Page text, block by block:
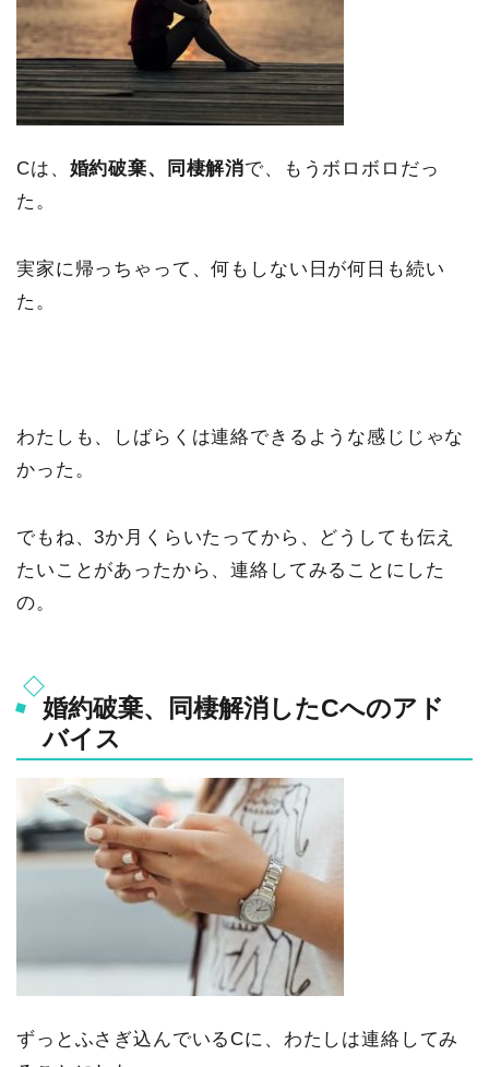
Cは、 婚約破棄、同棲解消で、もうボロボロだっ
た。
実家に帰っちゃって、何もしない日が何日も続い
た。
わたしも、しばらくは連絡できるような感じじゃな
かった。
でもね、3か月くらいたってから、どうしても伝え
たいことがあったから、連絡してみることにした
の。
婚約破棄、同棲解消したCへのアド
バイス
ずっとふさぎ込んでいるCに、わたしは連絡してみ